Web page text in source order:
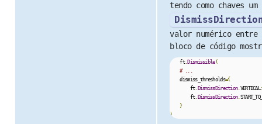
tendo como chaves
valor numérico
bloco de código
    ft
.Dismissible(
# ...
    dismiss_thresholds
={
        ft
. DismissDirection. VERTICAL
        ft
. DismissDirection.
}
)